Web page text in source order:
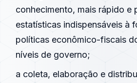
conhecimento, mais rápido e
estatísticas indispensáveis à
políticas econômico-fiscais
níveis de governo;
a coleta, elaboração e